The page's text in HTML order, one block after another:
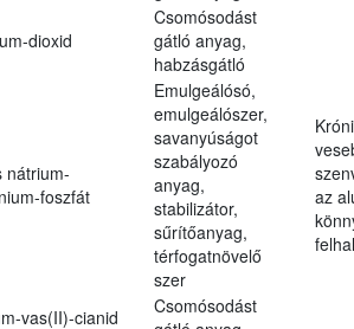
dioxid
Csomósodást
gátló anyag,
habzásgátló
nátrium-
foszfát
Emulgeálósó,
emulgeálószer,
savanyúságot
szabályozó
anyag,
stabilizátor,
sűrítőanyag,
térfogatnövelő
szer
az
vas(II)-cianid
Csomósodást